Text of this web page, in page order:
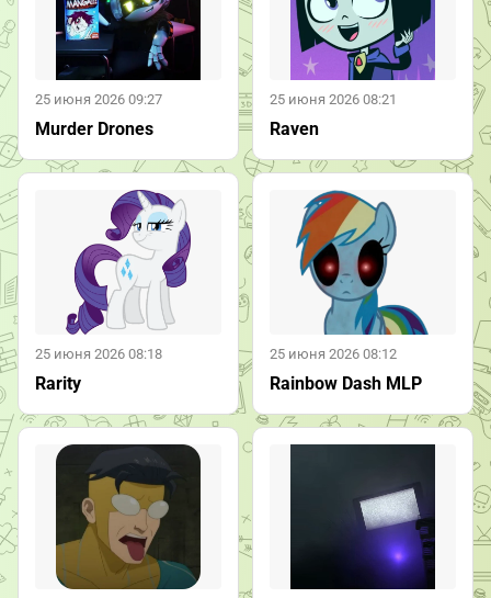
25 июня 2026 09:27
Murder Drones
25 июня 2026 08:21
Raven
25 июня 2026 08:18
Rarity
25 июня 2026 08:12
Rainbow Dash MLP